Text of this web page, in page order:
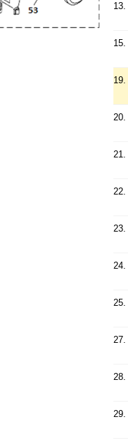
13.
15.
19.
20.
21.
22.
23.
24.
25.
27.
28.
29.